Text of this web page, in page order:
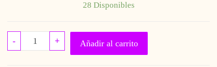
28 Disponibles
- PAW PATROL GIFTSET DE MINI FIGURAS
+ Añadir al carrito